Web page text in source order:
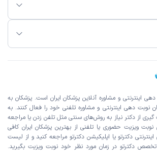
دهی اینترنتی و مشاوره آنلاین پزشکان ایران است. پزشکان به
نوبت دهی اینترنتی و مشاوره تلفنی خود را فعال کنند. به
گیری از دکتر نیاز به روش‌های سنتی مثل تلفن زدن یا مراجعه
ویزیت حضوری یا تلفنی از بهترین پزشکان ایران کافی
دکترتو یا اپلیکیشن دکترتو مراجعه کنید و از لیست
تخصص دکترتو در زمان مورد نظر خود نوبت ویزیت بگیرید.